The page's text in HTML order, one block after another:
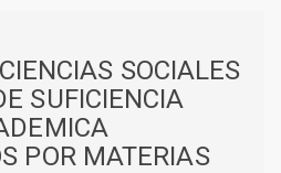
SOCIALES
SUFICIENCIA
POR MATERIAS